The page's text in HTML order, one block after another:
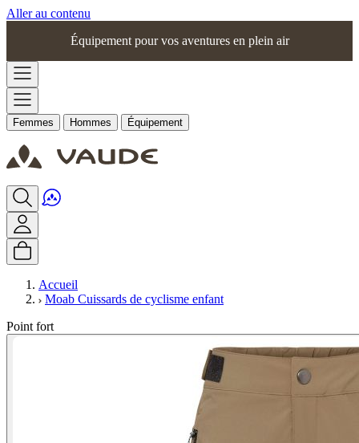
Aller au contenu
Équipement pour vos aventures en plein air
Femmes Hommes Équipement
Accueil
Moab Cuissards de cyclisme enfant
Point fort